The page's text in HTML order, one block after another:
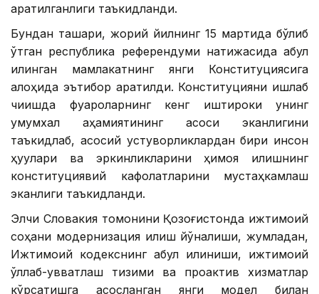
қаратилганлиги таъкидланди.
Бундан ташқари, жорий йилнинг 15 мартида бўлиб
ўтган республика референдуми натижасида қабул
қилинган мамлакатнинг янги Конституциясига
алоҳида эътибор қаратилди. Конституцияни ишлаб
чиқишда фуқароларнинг кенг иштироки унинг
умумхалқ аҳамиятининг асоси эканлигини
таъкидлаб, асосий устуворликлардан бири инсон
ҳуқуқлари ва эркинликларини ҳимоя қилишнинг
конституциявий кафолатларини мустаҳкамлаш
эканлиги таъкидланди.
Элчи Словакия томонини Қозоғистонда ижтимоий
соҳани модернизация қилиш йўналиши, жумладан,
Ижтимоий кодекснинг қабул қилиниши, ижтимоий
қўллаб-қувватлаш тизими ва проактив хизматлар
кўрсатишга асосланган янги модел билан